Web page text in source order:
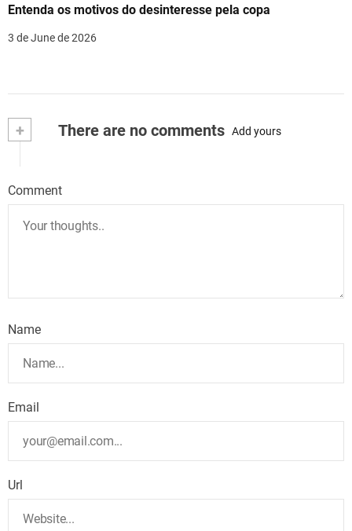
Entenda os motivos do desinteresse pela copa
3 de June de 2026
+ There are no comments Add yours
Comment
Name
Email
Url